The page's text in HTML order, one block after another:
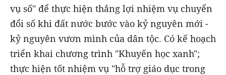
vụ số" để thực hiện thắng lợi nhiệm vụ chuyển
đổi số khi đất nước bước vào kỷ nguyên mới -
kỷ nguyên vươn mình của dân tộc. Có kế hoạch
triển khai chương trình "Khuyến học xanh";
thực hiện tốt nhiệm vụ "hỗ trợ giáo dục trong